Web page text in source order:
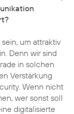
um attraktiv
Denn wir sind
in solchen
Verstärkung
Wenn nicht
wer sonst soll
digitalisierte